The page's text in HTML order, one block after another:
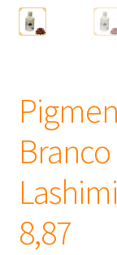
Óleos
8,87